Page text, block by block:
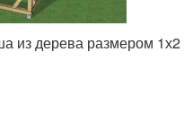
из дерева размером 1х2